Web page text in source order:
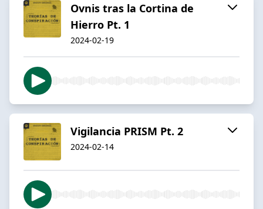
Ovnis tras la Cortina de
Hierro Pt. 1
2024-02-19
Vigilancia PRISM Pt. 2
2024-02-14